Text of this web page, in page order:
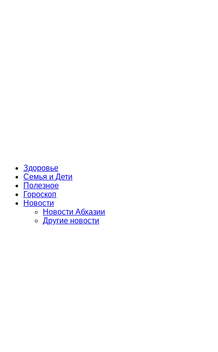
Здоровье
Семья и Дети
Полезное
Гороскоп
Новости
Новости Абхазии
Другие новости